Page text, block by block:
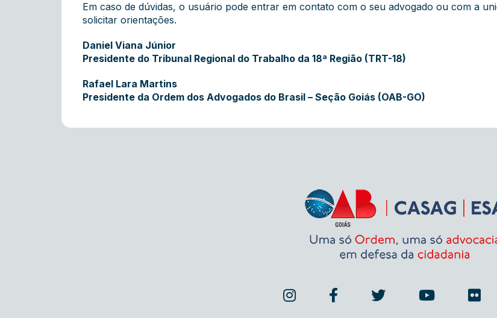
Em caso de dúvidas, o usuário pode entrar em contato com o seu advogado ou com a
solicitar orientações.
Daniel Viana Júnior
Presidente do Tribunal Regional do Trabalho da 18ª Região (TRT-18)
Rafael Lara Martins
Presidente da Ordem dos Advogados do Brasil – Seção Goiás (OAB-GO)